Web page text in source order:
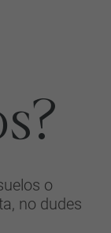
o
no dudes